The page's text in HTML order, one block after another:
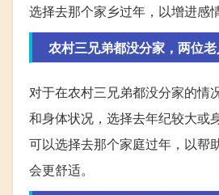
选择去那个家乡过年，以增进感情
农村三兄弟都没分家，两位
对于在农村三兄弟都没分家的情
和身体状况，选择去年纪较大或
可以选择去那个家庭过年，以帮
会更舒适。